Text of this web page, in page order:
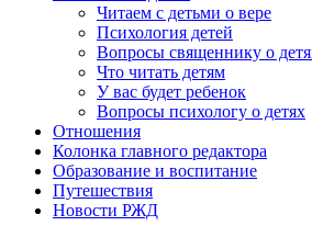
Читаем с детьми о вере
Психология детей
Вопросы священнику о
Что читать детям
У вас будет ребенок
Вопросы психологу о детях
Отношения
Колонка главного редактора
Образование и воспитание
Путешествия
Новости РЖД